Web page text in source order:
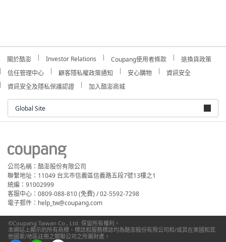
關於酷澎 Investor Relations Coupang使用者條款
退換貨政策
信任管理中心
顧客隱私權政策通知 安心購物
資訊安全
資訊安全及隱私保護認證
加入酷澎商城
Global Site
公司名稱：酷澎股份有限公司
聯繫地址：11049 台北市信義區信義路五段7號13樓之1
統編：91002999
客服中心：0809-088-810 (免費) / 02-5592-7298
電子郵件：help_tw@coupang.com
©Coupang Taiwan Co., Ltd. 保留所有權利。
本網站上顯示的所有商標、標誌和服務標誌均為酷澎股份有限公司和/或其在美國和其
他國家/地區註冊之關聯公司之所屬財產。